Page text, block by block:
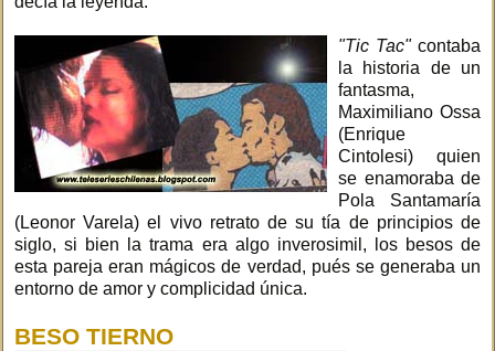
"Tic Tac"contaba
la historia de un
fantasma,
Maximiliano Ossa
(Enrique
Cintolesi) quien
se enamoraba de
Pola Santamaría
(Leonor Varela) el vivo retrato de su tía de principios de
siglo, si bien la trama era algo inverosimil, los besos de
esta pareja eran mágicos de verdad, pués se generaba un
entorno de amor y complicidad única.
BESO TIERNO